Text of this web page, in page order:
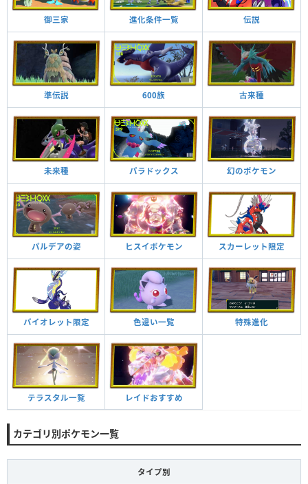
御三家 進化条件一覧 伝説
準伝説 600族 古来種
未来種 パラドックス 幻のポケモン
パルデアの姿 ヒスイポケモン スカーレット限定
バイオレット限定 色違い一覧 特殊進化
テラスタル一覧 レイドおすすめ
カテゴリ別ポケモン一覧
タイプ別